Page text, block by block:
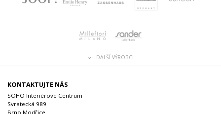
DALŠÍ VÝROBCI
KONTAKTUJTE NÁS
SOHO Interiérové Centrum
Svratecká 989
Brno Modřice